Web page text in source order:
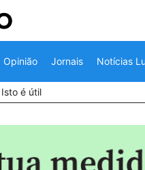
Opinião Jornais Notícias
Isto é útil